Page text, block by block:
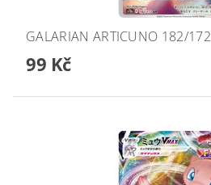
GALARIAN ARTICUNO 182/172
99 Kč